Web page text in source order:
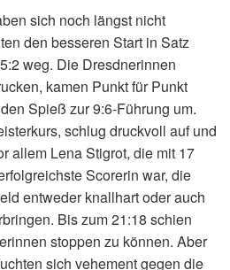
sich noch längst nicht
den besseren Start in Satz
weg. Die Dresdnerinnen
kamen Punkt für Punkt
Spieß zur 9:6-Führung um.
schlug druckvoll auf und
allem Lena Stigrot, die mit 17
Scorerin war, die
entweder knallhart oder auch
Bis zum 21:18 schien
stoppen zu können. Aber
sich vehement gegen die